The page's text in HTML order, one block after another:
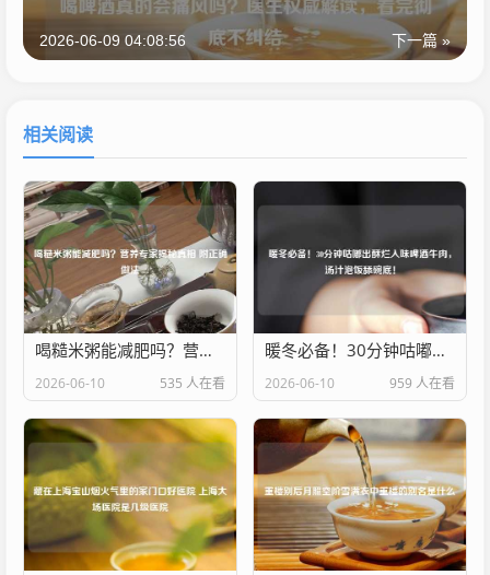
下一篇 »
2026-06-09 04:08:56
相关阅读
喝糙米粥能减肥吗？营养专家揭秘真相 附正确做法
2026-06-10 535 人在看
暖冬必备！30分钟咕嘟出酥烂入味啤酒牛肉，汤汁泡饭舔碗底！
2026-06-10 959 人在看